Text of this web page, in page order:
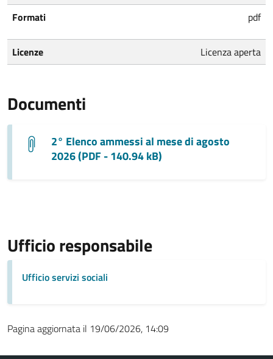
Formati
pdf
Licenze Licenza aperta
Documenti
2° Elenco ammessi al mese di agosto
2026 (PDF - 140.94 kB)
Ufficio responsabile
Ufficio servizi sociali
Pagina aggiornata il 19/06/2026, 14:09